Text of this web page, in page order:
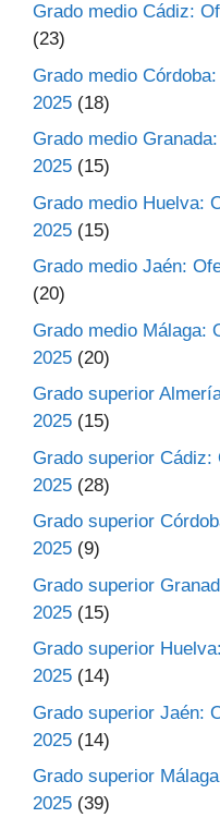
Grado medio Cádiz:
(23)
Grado medio
2025 (18)
Grado medio
2025 (15)
Grado medio Huelva:
2025 (15)
Grado medio Jaén:
(20)
Grado medio Málaga:
2025 (20)
Grado superior
2025 (15)
Grado superior Cádiz:
2025 (28)
Grado superior
2025 (9)
Grado superior
2025 (15)
Grado superior
2025 (14)
Grado superior Jaén:
2025 (14)
Grado superior
2025 (39)